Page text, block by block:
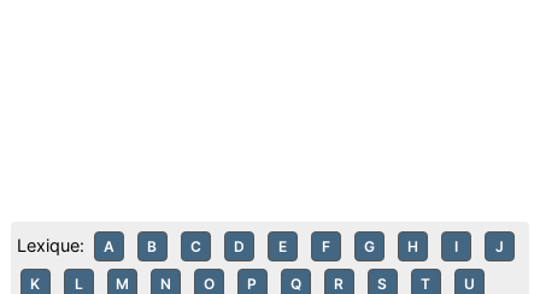
Lexique: A B C D E F G H I J
K L M N O P Q R S T U